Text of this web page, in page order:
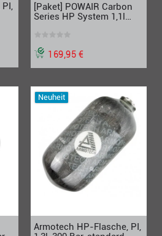
[Paket] POWAIR Carbon
Series HP System 1,1l
169,95 €
Neuheit
Armotech HP-Flasche, PI,